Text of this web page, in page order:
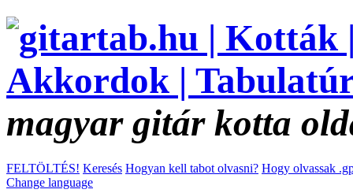
magyar gitár kotta
FELTÖLTÉS! Keresés Hogyan kell tabot olvasni? Hogy olvassak
Change language